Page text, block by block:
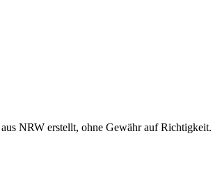
NRW erstellt, ohne Gewähr auf Richtigkeit.